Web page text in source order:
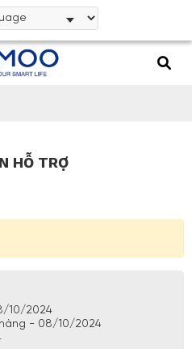
HỖ TRỢ
10/2024
- 08/10/2024